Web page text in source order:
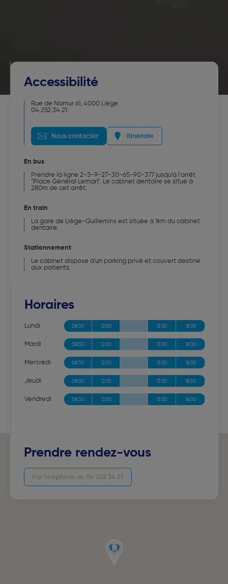
Accessibilité
Rue de Namur 61 , 4000 Liège
04 252 34 21
Nous contacter Itinéraire
En bus
Prendre la ligne 2-3-9-27-30-65-90-377 jusqu'à l'arrêt
"Place Général Leman". Le cabinet dentaire se situe à
280m de cet arrêt.
En train
La gare de Liège-Guillemins est située à 1km du cabinet
dentaire.
Stationnement
Le cabinet dispose d'un parking privé et couvert destiné
aux patients.
Horaires
Lundi 08:30 12:30 13:30 18:30
Mardi 08:30 12:30 13:30 18:30
Mercredi 08:30 12:30 13:30 18:30
Jeudi 08:30 12:30 13:30 18:30
Vendredi 08:30 12:30 13:30 18:30
Prendre rendez-vous
Par téléphone au 04 252 34 21